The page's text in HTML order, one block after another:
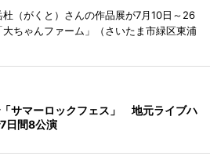
（がくと）さんの作品展が7月10日～26
ちゃんファーム」（さいたま市緑区東浦
サマーロックフェス」 地元ライブハ
日間8公演